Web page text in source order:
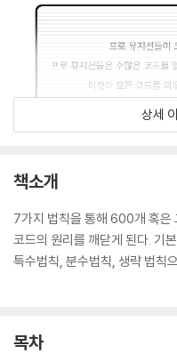
상세
책소개
7가지 법칙을 통해 600개 혹은
코드의 원리를 깨닫게 된다. 기
특수법칙, 분수법칙, 생략 법칙
목차